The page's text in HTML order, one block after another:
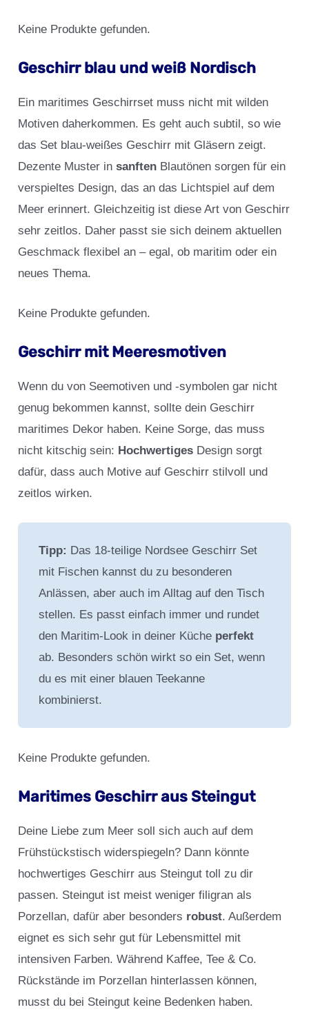
Keine Produkte gefunden.
Geschirr blau und weiß Nordisch
Ein maritimes Geschirrset muss nicht mit wilden
Motiven daherkommen. Es geht auch subtil, so wie
das Set blau-weißes Geschirr mit Gläsern zeigt.
Dezente Muster insanften Blautönen sorgen für ein
verspieltes Design, das an das Lichtspiel auf dem
Meer erinnert. Gleichzeitig ist diese Art von Geschirr
sehr zeitlos. Daher passt sie sich deinem aktuellen
Geschmack flexibel an – egal, ob maritim oder ein
neues Thema.
Keine Produkte gefunden.
Geschirr mit Meeresmotiven
Wenn du von Seemotiven und -symbolen gar nicht
genug bekommen kannst, sollte dein Geschirr
maritimes Dekor haben. Keine Sorge, das muss
nicht kitschig sein: Hochwertiges Design sorgt
dafür, dass auch Motive auf Geschirr stilvoll und
zeitlos wirken.
Tipp: Das 18-teilige Nordsee Geschirr Set
mit Fischen kannst du zu besonderen
Anlässen, aber auch im Alltag auf den Tisch
stellen. Es passt einfach immer und rundet
den Maritim-Look in deiner Küche perfekt
ab. Besonders schön wirkt so ein Set, wenn
du es mit einer blauen Teekanne
kombinierst.
Keine Produkte gefunden.
Maritimes Geschirr aus Steingut
Deine Liebe zum Meer soll sich auch auf dem
Frühstückstisch widerspiegeln? Dann könnte
hochwertiges Geschirr aus Steingut toll zu dir
passen. Steingut ist meist weniger filigran als
Porzellan, dafür aber besonders robust. Außerdem
eignet es sich sehr gut für Lebensmittel mit
intensiven Farben. Während Kaffee, Tee & Co.
Rückstände im Porzellan hinterlassen können,
musst du bei Steingut keine Bedenken haben.